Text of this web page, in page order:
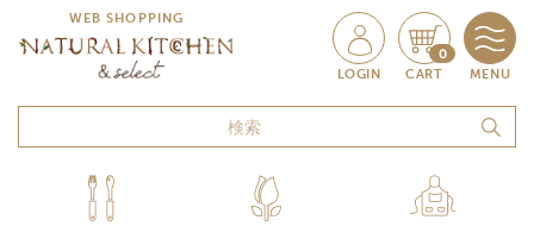
WEB SHOPPING
LOGIN
0
CART MENU